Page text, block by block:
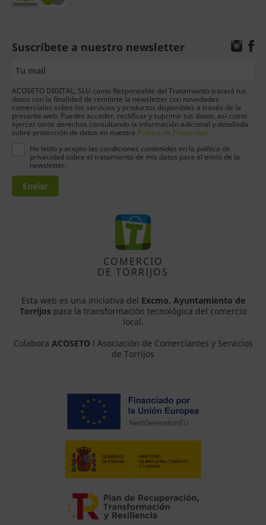
Suscríbete a nuestro newsletter
ACOSETO DIGITAL, SLU como Responsable del Tratamiento tratará tus
datos con la finalidad de remitirte la newsletter con novedades
comerciales sobre los servicios y productos disponibles a través de la
presente web. Puedes acceder, rectificar y suprimir tus datos, así como
ejercer otros derechos consultando la información adicional y detallada
sobre protección de datos en nuestra Política de Privacidad
He leído y acepto las condiciones contenidas en la política de
privacidad sobre el tratamiento de mis datos para el envío de la
newsletter.
Enviar
COMERCIO
DE TORRIJOS
Esta web es una iniciativa del Excmo. Ayuntamiento de
Torrijos para la transformación tecnológica del comercio
local.
Colabora ACOSETO l Asociación de Comerciantes y Servicios
de Torrijos